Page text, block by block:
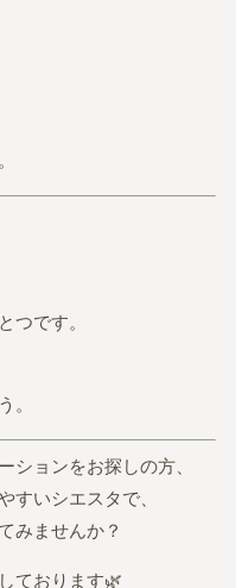
つです。
。
ションをお探しの方、
すいシエスタで、
みませんか？
ております🌿